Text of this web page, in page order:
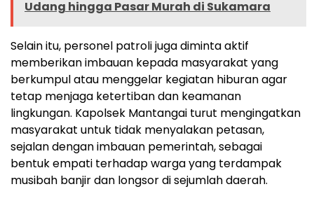
Udang hingga Pasar Murah di Sukamara
Selain itu, personel patroli juga diminta aktif
memberikan imbauan kepada masyarakat yang
berkumpul atau menggelar kegiatan hiburan agar
tetap menjaga ketertiban dan keamanan
lingkungan. Kapolsek Mantangai turut mengingatkan
masyarakat untuk tidak menyalakan petasan,
sejalan dengan imbauan pemerintah, sebagai
bentuk empati terhadap warga yang terdampak
musibah banjir dan longsor di sejumlah daerah.